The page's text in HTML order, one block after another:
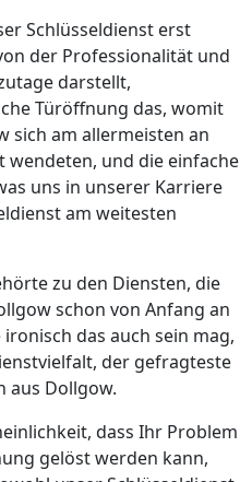
Schlüsseldienst erst
der Professionalität und
darstellt,
Türöffnung das, womit
sich am allermeisten an
wendeten, und die einfache
uns in unserer Karriere
am weitesten
zu den Diensten, die
schon von Anfang an
das auch sein mag,
der gefragteste
aus Dollgow.
dass Ihr Problem
gelöst werden kann,